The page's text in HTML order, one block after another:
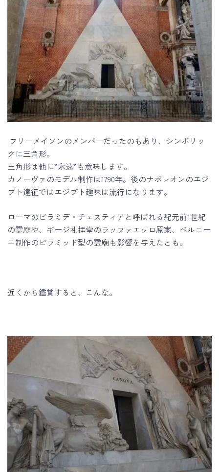
フリーメイソンのメンバーだったのもあり、シンボリッ
クに三角形。
三角形は他に”永遠”も意味します。
カノーヴァのモデル制作は1790年。後のナポレオンのエジ
プト遠征ではエジプト趣味は流行になります。
ローマのピラミデ・チェスティアと呼ばれる紀元前1世紀
の霊廟や、ギージ礼拝堂のラッファエッロ原案、ベルニー
ニ制作のピラミッド型の霊廟も影響を与えたとも。
近くから鑑賞すると、こんな。